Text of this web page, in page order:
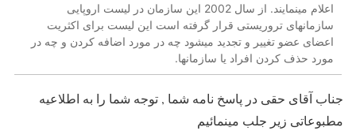
اعلام مینمایند. از سال 2002 این سازمان در لیست اروپایی
سازمانهای تروریستی قرار گرفته است این لیست برای اکثریت
اعضای عضو تغییر و تجدید میشود چه در مورد اضافه کردن و چه در
مورد حذف کردن افراد یا سازمانها.
جناب آقای حقی در پاسخ نامه شما , توجه شما را به اطلاعیه
مطبوعاتی زیر جلب مینمائیم